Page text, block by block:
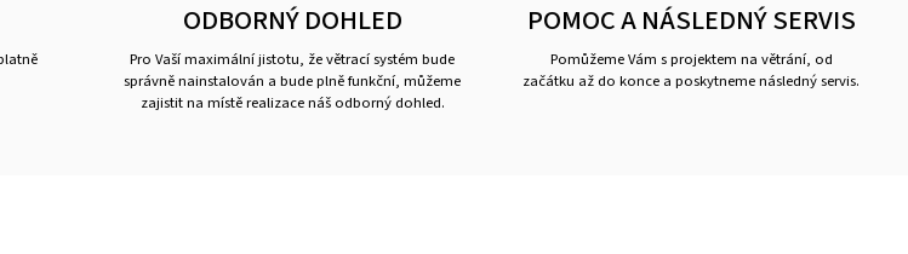
ODBORNÝ DOHLED
Pro Vaší maximální jistotu, že větrací systém bude
správně nainstalován a bude plně funkční, můžeme
zajistit na místě realizace náš odborný dohled.
POMOC A NÁSLEDNÝ SERVIS
Pomůžeme Vám s projektem na větrání, od
začátku až do konce a poskytneme následný servis.